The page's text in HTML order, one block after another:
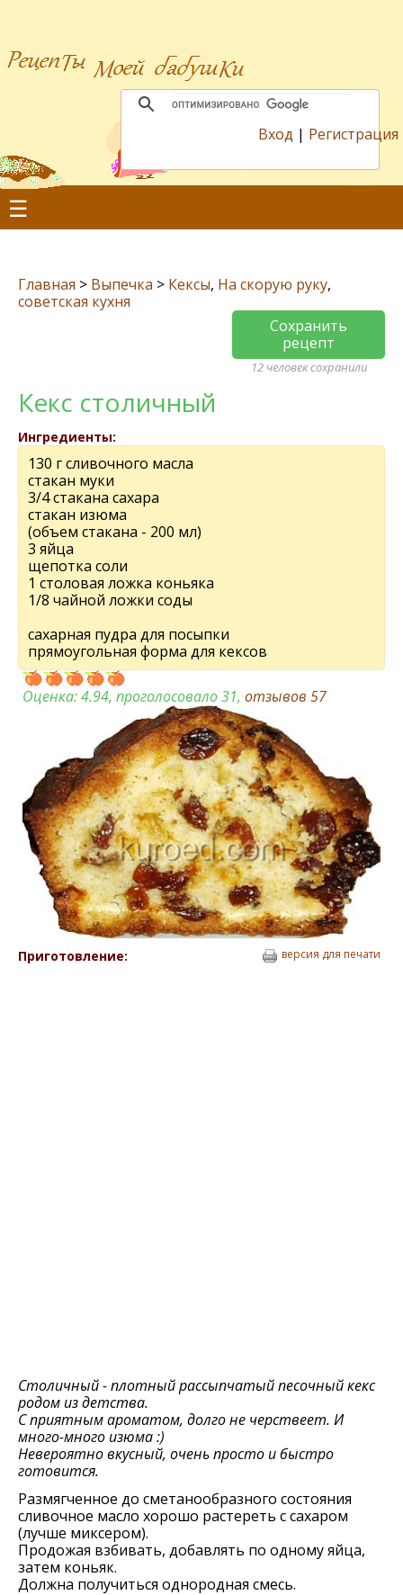
Вход | Регистрация
☰
Главная > Выпечка > Кексы, На скорую руку,
советская кухня
Сохранить
рецепт
12 человек сохранили
Кекс столичный
Ингредиенты:
130 г сливочного масла
стакан муки
3/4 стакана сахара
стакан изюма
(объем стакана - 200 мл)
3 яйца
щепотка соли
1 столовая ложка коньяка
1/8 чайной ложки соды
сахарная пудра для посыпки
прямоугольная форма для кексов
Оценка:4.94, проголосовало 31, отзывов 57
Приготовление: версия для печати
Столичный - плотный рассыпчатый песочный кекс
родом из детства.
С приятным ароматом, долго не черствеет. И
много-много изюма :)
Невероятно вкусный, очень просто и быстро
готовится.
Размягченное до сметанообразного состояния
сливочное масло хорошо растереть с сахаром
(лучше миксером).
Продожая взбивать, добавлять по одному яйца,
затем коньяк.
Должна получиться однородная смесь.